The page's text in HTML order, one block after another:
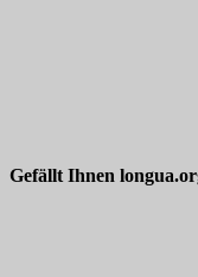
Gefällt Ihnen